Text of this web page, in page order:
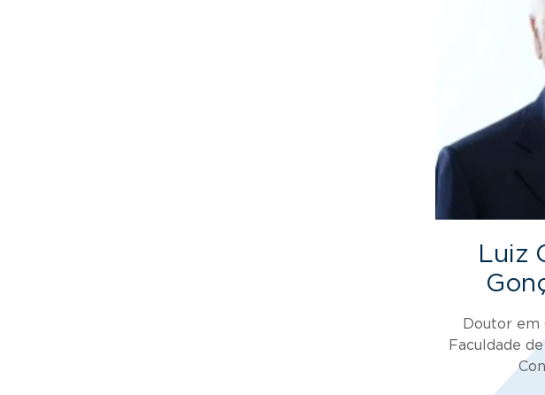
Luiz
Doutor em
Faculdade